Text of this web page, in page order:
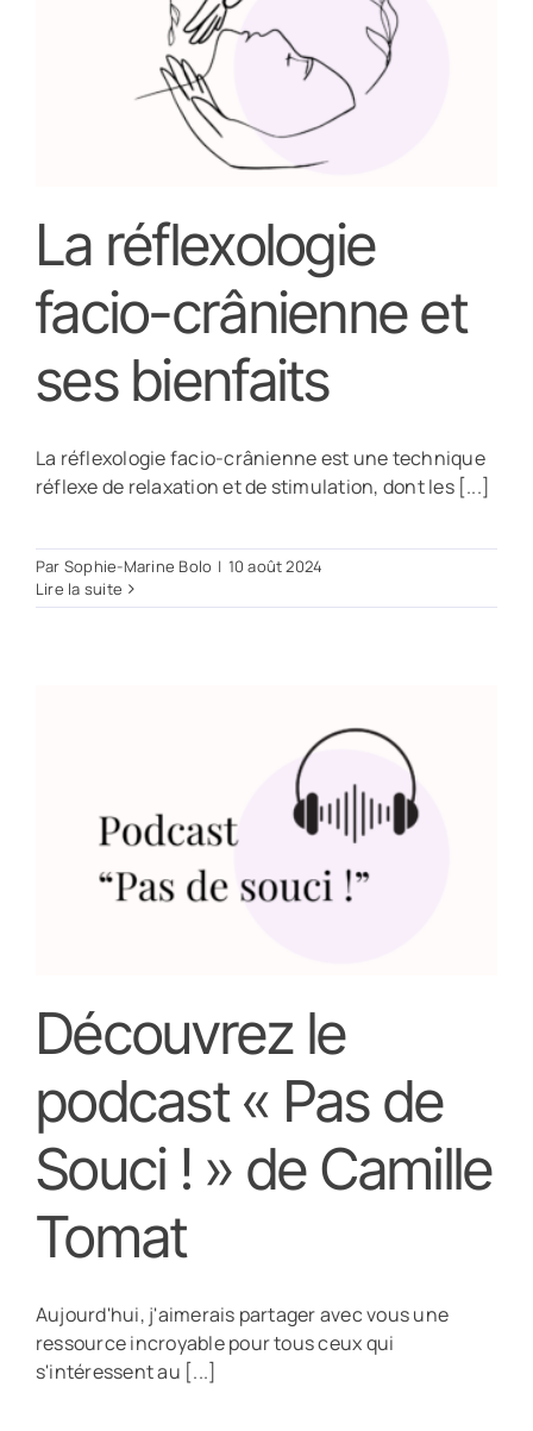
La réflexologie
facio-crânienne et
ses bienfaits
La réflexologie facio-crânienne est une technique
réflexe de relaxation et de stimulation, dont les [...]
Par Sophie-Marine Bolo | 10 août 2024
Lire la suite
Découvrez le
podcast « Pas de
Souci ! » de Camille
Tomat
Aujourd'hui, j'aimerais partager avec vous une
ressource incroyable pour tous ceux qui
s'intéressent au [...]